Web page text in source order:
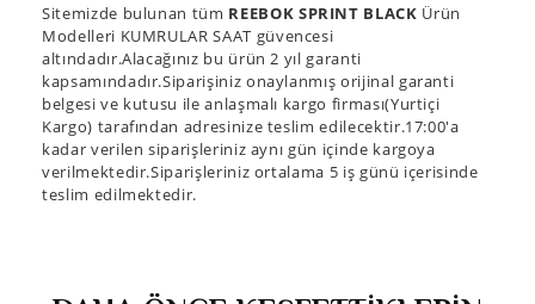
Sitemizde bulunan tüm REEBOK SPRINT BLACK Ürün
Modelleri KUMRULAR SAAT güvencesi
altındadır.Alacağınız bu ürün 2 yıl garanti
kapsamındadır.Siparişiniz onaylanmış orijinal garanti
belgesi ve kutusu ile anlaşmalı kargo firması(Yurtiçi
Kargo) tarafından adresinize teslim edilecektir.17:00'a
kadar verilen siparişleriniz aynı gün içinde kargoya
verilmektedir.Siparişleriniz ortalama 5 iş günü içerisinde
teslim edilmektedir.